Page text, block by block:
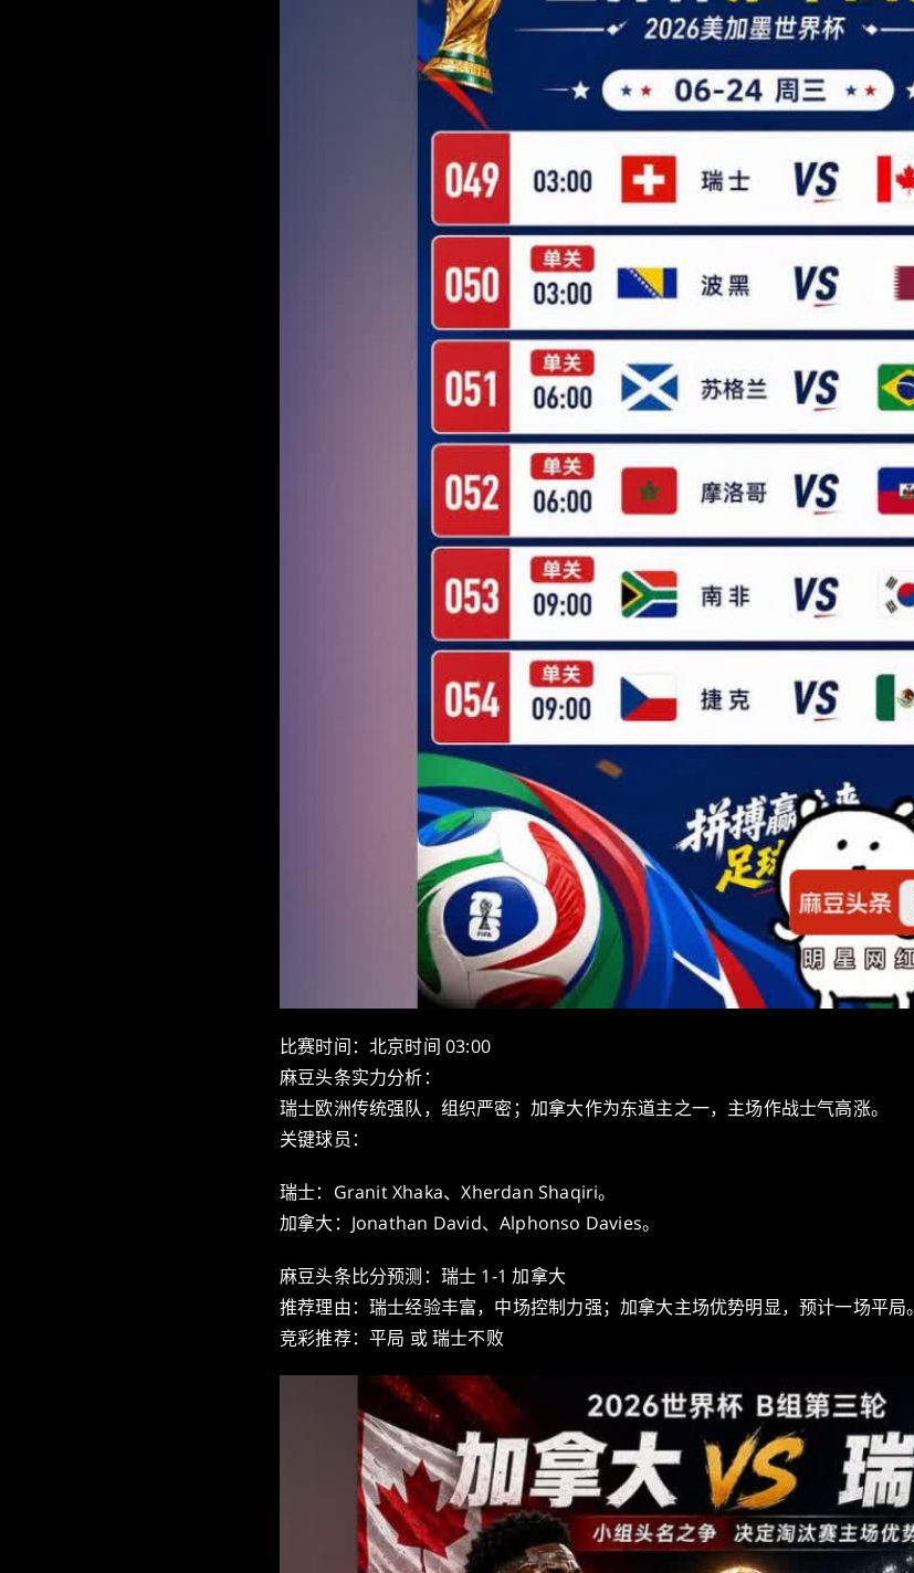
比赛时间：北京时间 03:00
麻豆头条实力分析：
瑞士欧洲传统强队，组织严密；加拿大作为东道主之一，主场作战士气高涨。
关键球员：
瑞士：Granit Xhaka、Xherdan Shaqiri。
加拿大：Jonathan David、Alphonso Davies。
麻豆头条比分预测：瑞士 1-1 加拿大
推荐理由：瑞士经验丰富，中场控制力强；加拿大主场优势明显，预计一场平局。
竞彩推荐：平局 或 瑞士不败